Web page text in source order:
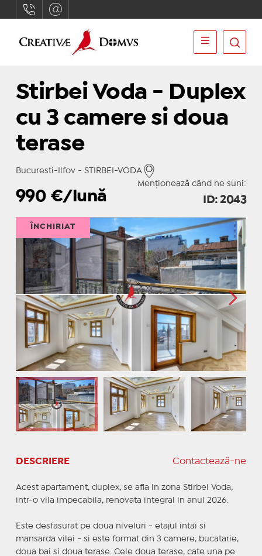
Stirbei Voda - Duplex
cu 3 camere si doua
terase
Bucuresti-Ilfov - STIRBEI-VODA
Menționează când ne suni:
990 €/lună ID: 2043
ÎNCHIRIAT
DESCRIERE Contactează-ne
Acest apartament, duplex, se afla in zona Stirbei Voda,
intr-o vila impecabila, renovata integral in anul 2026.
Este desfasurat pe doua niveluri - etajul intai si
mansarda vilei - si este format din 3 camere, bucatarie,
doua bai si doua terase. Cele doua terase, cate una pe